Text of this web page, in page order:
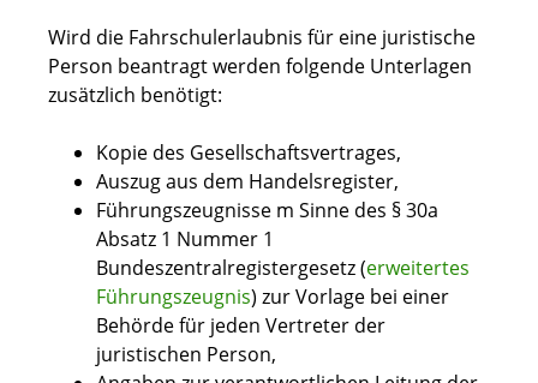
Wird die Fahrschulerlaubnis für eine juristische
Person beantragt werden folgende Unterlagen
zusätzlich benötigt:
Kopie des Gesellschaftsvertrages,
Auszug aus dem Handelsregister,
Führungszeugnisse m Sinne des § 30a
Absatz 1 Nummer 1
Bundeszentralregistergesetz (erweitertes
Führungszeugnis) zur Vorlage bei einer
Behördefür jeden Vertreter der
juristischen Person,